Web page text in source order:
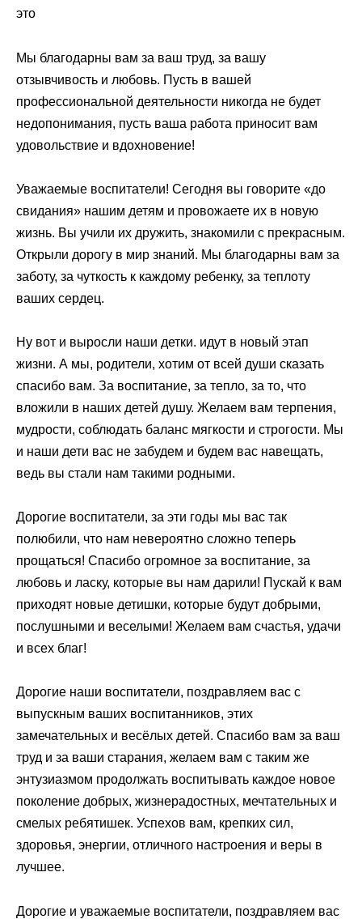
это
Мы благодарны вам за ваш труд, за вашу
отзывчивость и любовь. Пусть в вашей
профессиональной деятельности никогда не будет
недопонимания, пусть ваша работа приносит вам
удовольствие и вдохновение!
Уважаемые воспитатели! Сегодня вы говорите «до
свидания» нашим детям и провожаете их в новую
жизнь. Вы учили их дружить, знакомили с прекрасным.
Открыли дорогу в мир знаний. Мы благодарны вам за
заботу, за чуткость к каждому ребенку, за теплоту
ваших сердец.
Ну вот и выросли наши детки. идут в новый этап
жизни. А мы, родители, хотим от всей души сказать
спасибо вам. За воспитание, за тепло, за то, что
вложили в наших детей душу. Желаем вам терпения,
мудрости, соблюдать баланс мягкости и строгости. Мы
и наши дети вас не забудем и будем вас навещать,
ведь вы стали нам такими родными.
Дорогие воспитатели, за эти годы мы вас так
полюбили, что нам невероятно сложно теперь
прощаться! Спасибо огромное за воспитание, за
любовь и ласку, которые вы нам дарили! Пускай к вам
приходят новые детишки, которые будут добрыми,
послушными и веселыми! Желаем вам счастья, удачи
и всех благ!
Дорогие наши воспитатели, поздравляем вас с
выпускным ваших воспитанников, этих
замечательных и весёлых детей. Спасибо вам за ваш
труд и за ваши старания, желаем вам с таким же
энтузиазмом продолжать воспитывать каждое новое
поколение добрых, жизнерадостных, мечтательных и
смелых ребятишек. Успехов вам, крепких сил,
здоровья, энергии, отличного настроения и веры в
лучшее.
Дорогие и уважаемые воспитатели, поздравляем вас